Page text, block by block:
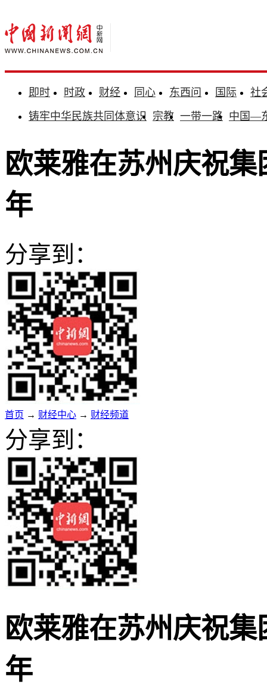
即时 时政 财经 同心 东西问 国际
社
铸牢中华民族共同体意识 宗教 一带一路 中国—
欧莱雅在苏州庆祝
年
分享到：
首页 → 财经中心 → 财经频道
分享到：
欧莱雅在苏州庆祝
年